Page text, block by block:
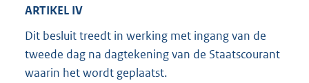
n
e
ARTIKEL IV
Dit besluit treedt in werking met ingang van de
tweede dag na dagtekening van de Staatscourant
waarin het wordt geplaatst.